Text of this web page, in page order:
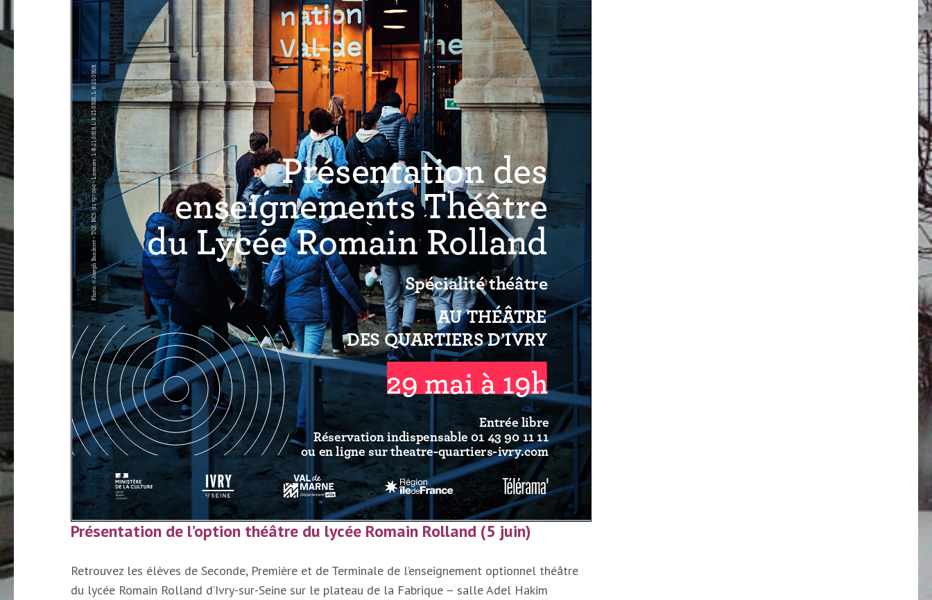
Présentation de l’option théâtre du lycée Romain Rolland (5 juin)
Retrouvez les élèves de Seconde, Première et de Terminale de l’enseignement optionnel théâtre
du lycée Romain Rolland d’Ivry-sur-Seine sur le plateau de la Fabrique – salle Adel Hakim